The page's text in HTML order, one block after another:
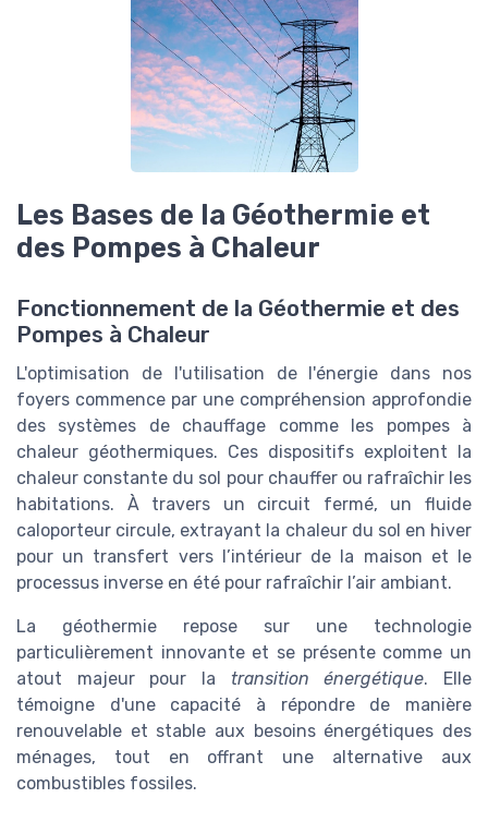
Les Bases de la Géothermie et
des Pompes à Chaleur
Fonctionnement de la Géothermie et des
Pompes à Chaleur
L'optimisation de l'utilisation de l'énergie dans nos
foyers commence par une compréhension approfondie
des systèmes de chauffage comme les pompes à
chaleur géothermiques. Ces dispositifs exploitent la
chaleur constante du sol pour chauffer ou rafraîchir les
habitations. À travers un circuit fermé, un fluide
caloporteur circule, extrayant la chaleur du sol en hiver
pour un transfert vers l’intérieur de la maison et le
processus inverse en été pour rafraîchir l’air ambiant.
La géothermie repose sur une technologie
particulièrement innovante et se présente comme un
atout majeur pour la transition énergétique. Elle
témoigne d'une capacité à répondre de manière
renouvelable et stable aux besoins énergétiques des
ménages, tout en offrant une alternative aux
combustibles fossiles.